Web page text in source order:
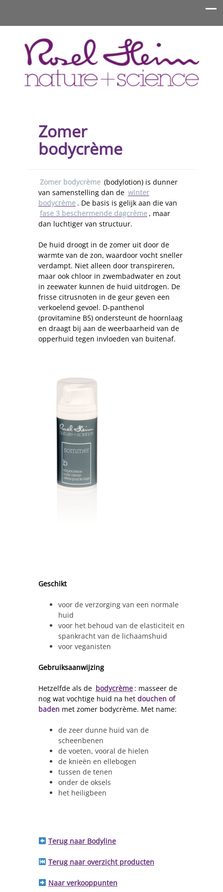
Zomer
bodycrème
Zomer bodycrème (bodylotion) is dunner
van samenstelling dan de winter
bodycrème . De basis is gelijk aan die van
fase 3 beschermende dagcrème , maar
dan luchtiger van structuur.
De huid droogt in de zomer uit door de
warmte van de zon, waardoor vocht sneller
verdampt. Niet alleen door transpireren,
maar ook chloor in zwembadwater en zout
in zeewater kunnen de huid uitdrogen. De
frisse citrusnoten in de geur geven een
verkoelend gevoel. D-panthenol
(provitamine B5) ondersteunt de hoornlaag
en draagt bij aan de weerbaarheid van de
opperhuid tegen invloeden van buitenaf.
Geschikt
voor de verzorging van een normale
huid
voor het behoud van de elasticiteit en
spankracht van de lichaamshuid
voor veganisten
Gebruiksaanwijzing
Hetzelfde als de bodycrème : masseer de
nog wat vochtige huid na het douchen of
baden met zomer bodycrème. Met name:
de zeer dunne huid van de
scheenbenen
de voeten, vooral de hielen
de knieën en ellebogen
tussen de tenen
onder de oksels
het heiligbeen
Terug naar Bodyline
Terug naar overzicht producten
Naar verkooppunten